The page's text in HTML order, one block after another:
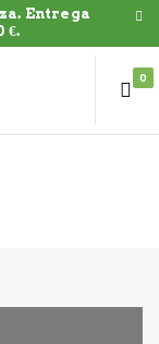
Entrega
€.
0